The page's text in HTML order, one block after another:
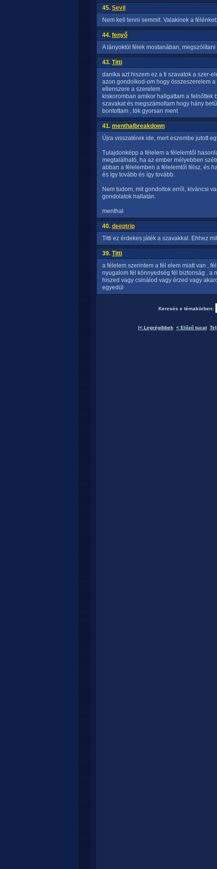
45. Sevil
Nem kell tenni semmit. Valakinek a
44. fenyő
A lányoktól félek mostanában,
43. Titti
danika azt hiszem ez a ti szavatok a szer-
azon gondolkod-om hogy összeszerelem
ellenszere a szerelem
kiskoromban amikor hallgattam a
szavakat és megszámoltam hogy hány
bontottam , tök gyorsan ment
41. menthalbreakdown
Újra visszatérek ide, mert eszembe jutott
Tulajdonképp a félelem a félelemtől
megtalálható, ha az ember mélyebben
abban a félelemben a félelemtől félsz, és
és így tovább és így tovább.
Nem tudom, mit gondoltok erről, kiváncsi
gondolatok hallatán.
menthal
40. deeptrip
Titti ez érdekes játék a szavakkal. Ehhez
39. Titti
a félelem szerintem a fél elem miatt van ,
nyugalom fél könnyedség fél biztonság , a
hiszed vagy csinálod vagy érzed vagy
egyedül
Keresés e témakörben:
|< Legrégibbek < Előző tucat